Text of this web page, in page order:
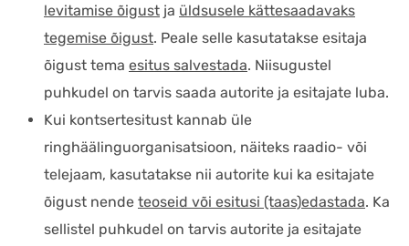
levitamise õigust ja üldsusele kättesaadavaks
tegemise õigust. Peale selle kasutatakse esitaja
õigust tema esitus salvestada. Niisugustel
puhkudel on tarvis saada autorite ja esitajate luba.
Kui kontsertesitust kannab üle
ringhäälinguorganisatsioon, näiteks raadio- või
telejaam, kasutatakse nii autorite kui ka esitajate
õigust nende teoseid või esitusi (taas)edastada. Ka
sellistel puhkudel on tarvis autorite ja esitajate